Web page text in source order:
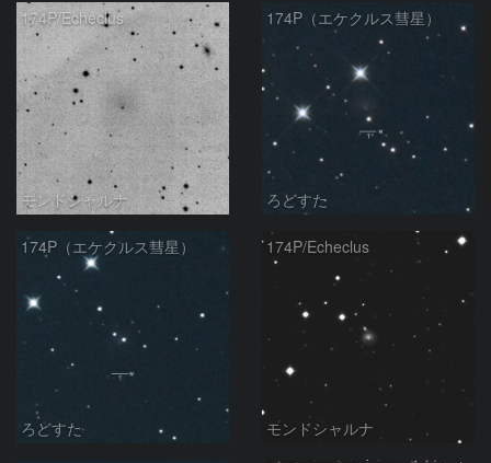
174P/Echeclus
モンドシャルナ
174P（エケクルス彗星）
ろどすた
174P（エケクルス彗星）
ろどすた
174P/Echeclus
モンドシャルナ